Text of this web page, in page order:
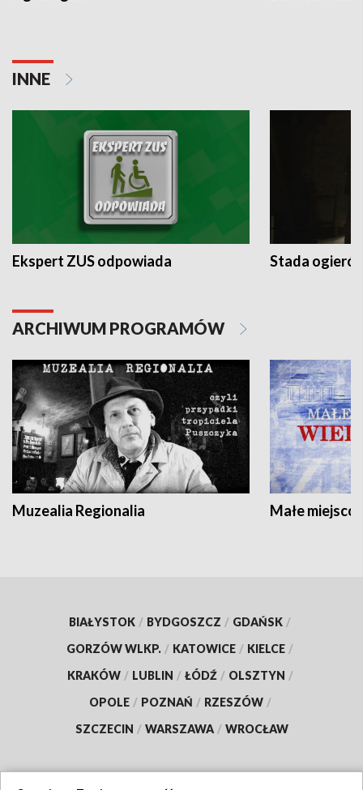
INNE
Ekspert ZUS odpowiada Stada
ARCHIWUM PROGRAMÓW
Muzealia Regionalia Małe
BIAŁYSTOK / BYDGOSZCZ / GDAŃSK /
GORZÓW WLKP. / KATOWICE / KIELCE /
KRAKÓW / LUBLIN / ŁÓDŹ / OLSZTYN /
OPOLE / POZNAŃ / RZESZÓW /
SZCZECIN / WARSZAWA / WROCŁAW